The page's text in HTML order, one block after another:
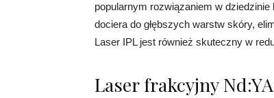
popularnym rozwiązaniem w dziedzinie
dociera do głębszych warstw skóry,
Laser IPL jest również skuteczny w
Laser frakcyjny